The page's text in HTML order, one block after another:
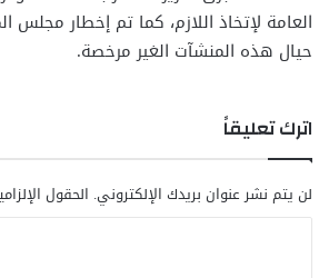
العامة لإتخاذ اللازم، كما تم إخطار مجلس
حيال هذه المنشآت الغير مرخصة.
اترك تعليقاً
لن يتم نشر عنوان بريدك الإلكتروني. الحقول